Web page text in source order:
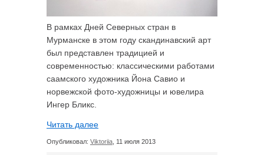
В рамках Дней Северных стран в
Мурманске в этом году скандинавский арт
был представлен традицией и
современностью: классическими работами
саамского художника Йона Савио и
норвежской фото-художницы и ювелира
Ингер Бликс.
Читать далее
Опубликовал: Viktoriia , 11 июля 2013